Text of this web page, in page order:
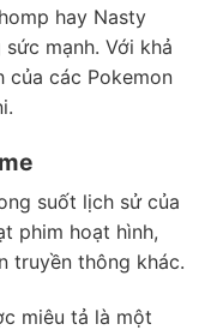
hay Nasty
mạnh. Với khả
của các Pokemon
suốt lịch sử của
phim hoạt hình,
truyền thông khác.
miêu tả là một